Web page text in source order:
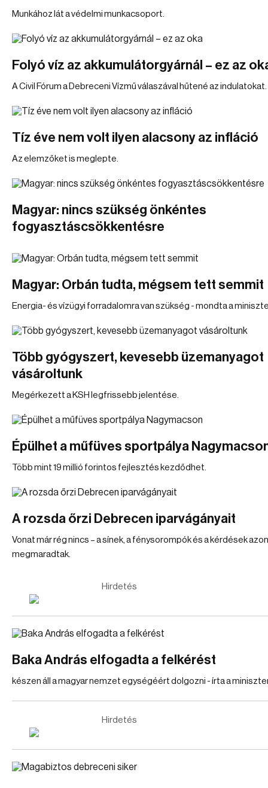
Munkához lát a védelmi munkacsoport.
Folyó víz az akkumulátorgyárnál – ez az
A Civil Fórum a Debreceni Vízmű válaszával hűtené az indulatokat.
Tíz éve nem volt ilyen alacsony az infláció
Az elemzőket is meglepte.
Magyar: nincs szükség önkéntes
fogyasztáscsökkentésre
Magyar: Orbán tudta, mégsem tett semmit
Energia- és vízügyi forradalomra van szükség - mondta a
Több gyógyszert, kevesebb üzemanyagot
vásároltunk
Megérkezett a KSH legfrissebb jelentése.
Épülhet a műfüves sportpálya
Több mint 19 millió forintos fejlesztés kezdődhet.
A rozsda őrzi Debrecen iparvágányait
Vonat már rég nincs – a sínek, a fénysorompók és a kérdések
megmaradtak.
Hirdetés
Baka András elfogadta a felkérést
készen áll a magyar nemzet egységéért dolgozni - írta a
Hirdetés